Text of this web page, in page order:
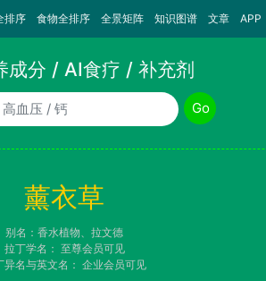
排序 食物全排序 全景矩阵 知识图谱 文章 APP
成分 / AI食疗 / 补充剂
Go
薰衣草
别名：香水植物、拉文德
拉丁学名： 至尊会员可见
异名与英文名： 企业会员可见